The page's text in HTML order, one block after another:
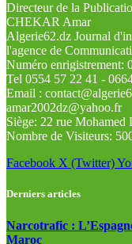
Directeur de la
CHEKAR Amar
Algerie62.dz Journal
l'agence de
Numéro enrigistrement:
Tel 0554 57 22 41 -
Email :
amar2002dz@yahoo.fr
Siège: 22 rue
Nombre de Visiteurs:
Facebook X (Twitter)
Derniers articles
Narcotrafic :
Maroc